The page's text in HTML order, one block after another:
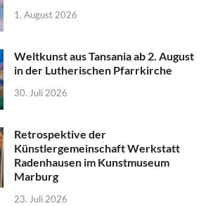
1. August 2026
Weltkunst aus Tansania ab 2. August
in der Lutherischen Pfarrkirche
30. Juli 2026
Retrospektive der
Künstlergemeinschaft Werkstatt
Radenhausen im Kunstmuseum
Marburg
23. Juli 2026